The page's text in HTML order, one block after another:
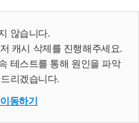
않습니다.
캐시 삭제를 진행해주세요.
테스트를 통해 원인을 파악
리겠습니다.
동하기